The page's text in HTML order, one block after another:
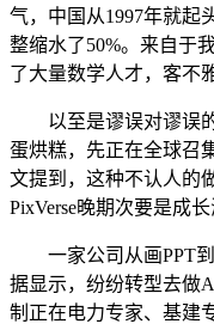
气，中国从1997年就起
整缩水了50%。来自于
了大量数学人才，客不
以至是谬误对谬误的
蛋烘糕，先正在全球召
文提到，这种不认人的
PixVerse晚期次要是成
一家公司从画PPT到
据显示，纷纷转型去做
制正在电力专家、基建